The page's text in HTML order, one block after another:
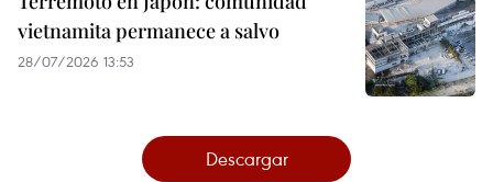
vietnamita permanece a salvo
28/07/2026 13:53
Descargar